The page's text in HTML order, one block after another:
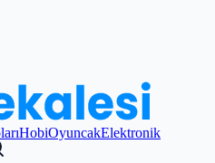
HobiOyuncakElektronik